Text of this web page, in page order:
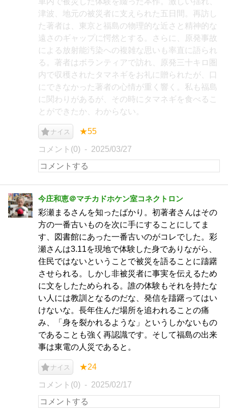
津波、地元の被災者に支えられた五日間。再訪し
た著者は、東京と福島の物理的な近さと精神的な
遠さのギャップに愕然とする。さらに、原発事故
による放射能汚染への複雑な思いも率直に語られ
る。著者はボランティアで訪れ、原発三十キロ圏
内で収穫されたタマネギをお礼に贈られたが、口
にできなかった著者の心情が重く響く。私も福島
に関わりがあるが、その時にタマネギを食べるこ
とができたか、わからない。
ナイス ★55
コメント(0) 2025/03/27
今庄和恵＠マチカドホケン室コネクトロン
彩瀬まるさんを知ったばかり。初著者さんはその
方の一番古いものを次に手にすることにしてま
す、図書館にあった一番古いのがコレでした。彩
瀬さんは3.11を現地で体験した身でありながら、
住民ではないということで被災を語ることに躊躇
させられる。しかし非被災者に事実を伝えるため
に文をしたためられる。誰の体験もそれを持たな
い人には教訓となるのだな、発信を躊躇ってはい
けないな。長年住んだ場所を追われることの痛
み、「身を裂かれるような」というしかないもの
であることも強く再認識です。そして福島の出来
事は東電の人災であると。
ナイス ★24
コメント(0) 2025/02/17